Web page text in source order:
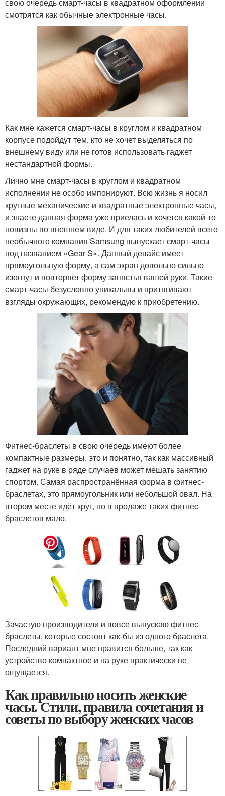
смотрятся как обычные электронные часы.
Как мне кажется смарт-часы в круглом и квадратном
корпусе подойдут тем, кто не хочет выделяться по
внешнему виду или не готов использовать гаджет
нестандартной формы.
Лично мне смарт-часы в круглом и квадратном
исполнении не особо импонируют. Всю жизнь я носил
круглые механические и квадратные электронные часы,
и знаете данная форма уже приелась и хочется какой-то
новизны во внешнем виде. И для таких любителей всего
необычного компания Samsung выпускает смарт-часы
под названием «Gear S». Данный девайс имеет
прямоугольную форму, а сам экран довольно сильно
изогнут и повторяет форму запястья вашей руки. Такие
смарт-часы безусловно уникальны и притягивают
взгляды окружающих, рекомендую к приобретению.
Фитнес-браслеты в свою очередь имеют более
компактные размеры, это и понятно, так как массивный
гаджет на руке в ряде случаев может мешать занятию
спортом. Самая распространённая форма в фитнес-
браслетах, это прямоугольник или небольшой овал. На
втором месте идёт круг, но в продаже таких фитнес-
браслетов мало.
Зачастую производители и вовсе выпускаю фитнес-
браслеты, которые состоят как-бы из одного браслета.
Последний вариант мне нравится больше, так как
устройство компактное и на руке практически не
ощущается.
Как правильно носить женские
часы. Стили, правила сочетания и
советы по выбору женских часов